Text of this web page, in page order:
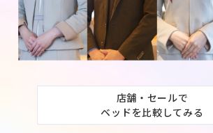
店舗・セールで
ベッドを比較してみる